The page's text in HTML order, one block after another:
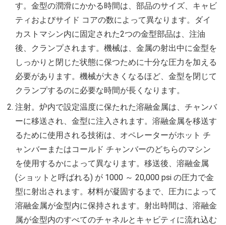
す。金型の潤滑にかかる時間は、部品のサイズ、キャビ
ティおよびサイド コアの数によって異なります。ダイ
カストマシン内に固定された2つの金型部品は、注油
後、クランプされます。機械は、金属の射出中に金型を
しっかりと閉じた状態に保つために十分な圧力を加える
必要があります。機械が大きくなるほど、金型を閉じて
クランプするのに必要な時間が長くなります。
注射。炉内で設定温度に保たれた溶融金属は、チャンバ
ーに移送され、金型に注入されます。溶融金属を移送す
るために使用される技術は、オペレーターがホット チ
ャンバーまたはコールド チャンバーのどちらのマシン
を使用するかによって異なります。移送後、溶融金属
(ショットと呼ばれる) が 1000 ～ 20,000 psi の圧力で金
型に射出されます。材料が凝固するまで、圧力によって
溶融金属が金型内に保持されます。射出時間は、溶融金
属が金型内のすべてのチャネルとキャビティに流れ込む